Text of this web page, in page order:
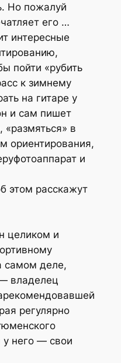
Но пожалуй
его …
интересные
пойти «рубить
к зимнему
на гитаре у
и сам пишет
«размяться» в
ориентирования,
и
этом расскажут
целиком и
самом деле,
владелец
регулярно
у него — свои